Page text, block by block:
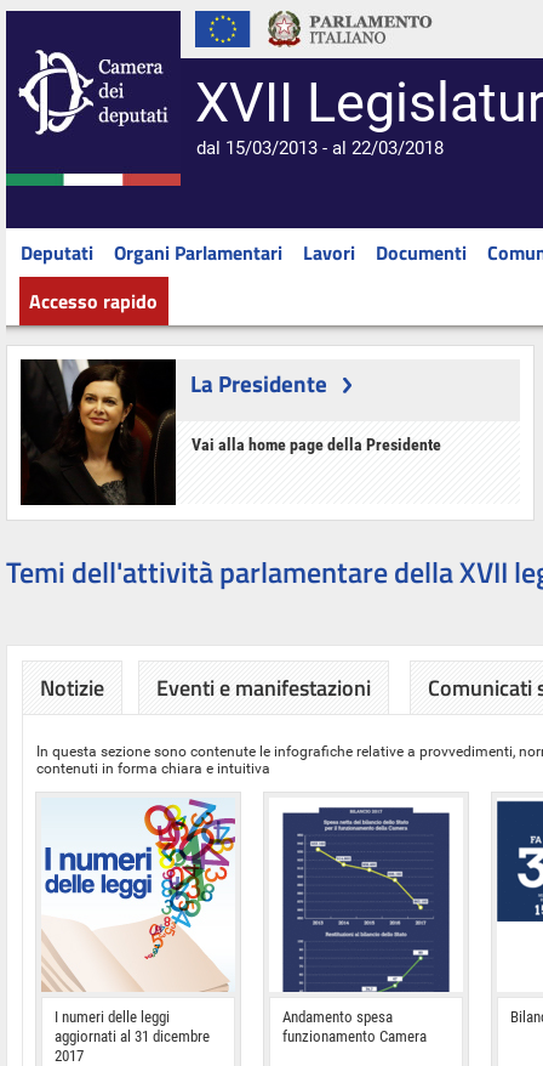
XVII
dal 15/03/2013 - al 22/03/2018
Deputati Organi Parlamentari Lavori Documenti
Accesso rapido
La Presidente
Vai alla home page della Presidente
Temi dell'attività parlamentare della XVII
Notizie Eventi e manifestazioni Comunicati
In questa sezione sono contenute le infografiche relative a provvedimenti,
contenuti in forma chiara e intuitiva
I numeri delle leggi
aggiornati al 31 dicembre
2017
Andamento spesa
funzionamento Camera